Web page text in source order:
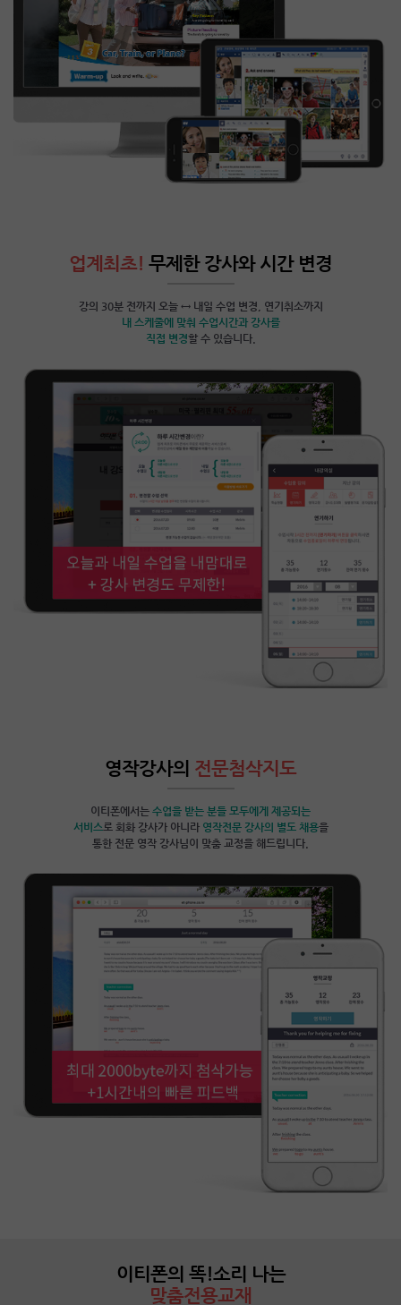
업계최초! 무제한 강사와 시간 변경
강의 30분 전까지 오늘 ↔ 내일 수업 변경, 연기취소까지
내 스케줄에 맞춰 수업시간과 강사를
직접 변경할 수 있습니다.
영작강사의 전문첨삭지도
이티폰에서는 수업을 받는 분들 모두에게 제공되는
서비스로 회화 강사가 아니라 영작전문 강사의 별도 채용을
통한 전문 영작 강사님이 맞춤 교정을 해드립니다.
이티폰의 똑!소리 나는
맞춤전용교재